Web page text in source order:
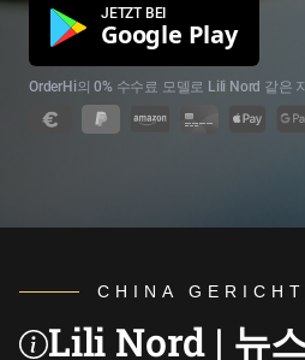
JETZT BEI
Google Play
OrderHi의 0% 수수료 모델로 Lili Nord 같은
CHINA
Lili Nord | 뉴